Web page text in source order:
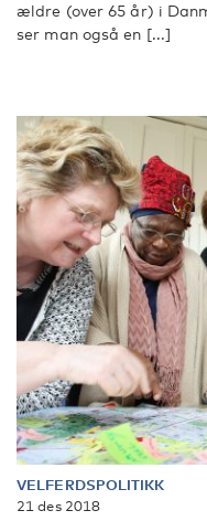
ældre (over 65 år) i
ser man også en [...]
VELFERDSPOLITIKK
21 des 2018